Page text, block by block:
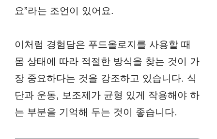
요”라는 조언이 있어요.
이처럼 경험담은 푸드올로지를 사용할 때
몸 상태에 따라 적절한 방식을 찾는 것이 가
장 중요하다는 것을 강조하고 있습니다. 식
단과 운동, 보조제가 균형 있게 작용해야 하
는 부분을 기억해 두는 것이 좋습니다.